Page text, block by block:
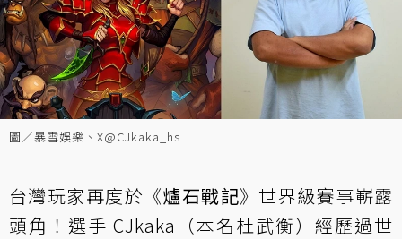
圖／暴雪娛樂、X@CJkaka_hs
台灣玩家再度於《爐石戰記》世界級賽事嶄露
頭角！選手 CJkaka（本名杜武衡）經歷過世